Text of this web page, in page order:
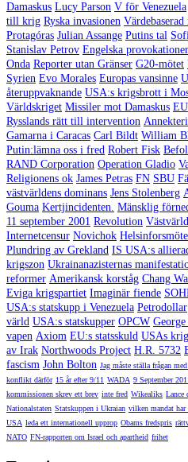
Damaskus Lucy Parson V för Venezuela
till krig Ryska invasionen Värdebaserad
Protagóras Julian Assange Putins tal
Stanislav Petrov Engelska provokationer
Onda Reporter utan Gränser G20-mötet
Syrien Evo Morales Europas vansinne
återuppvaknande USA:s krigsbrott i
Världskriget Missiler mot Damaskus
Rysslands rätt till intervention
Gamarna i Caracas Carl Bildt William
Putin:lämna oss i fred Robert Fisk
RAND Corporation Operation Gladio
Religionens ok James Petras FN SBU
västvärldens dominans Jens Stolenberg
Gouma Kertjincidenten. Mänsklig
11 september 2001 Revolution
Internetcensur Novichok
Plundring av Grekland IS USA:s
krigszon Ukrainanazisternas
reformer Amerikansk korståg Chang
Eviga krigspartiet Imaginär fiende
USA:s statskupp i Venezuela Petrodollar
värld USA:s statskupper OPCW
vapen Axiom EU:s statsskuld USAs
av Irak Northwoods Project H.R. 5732
fascism John Bolton Jag måste ställa frågan
konflikt därför 15 år efter 9/11 WADA 9 September
kommissionen skrev ett brev inte fred Wikealiks Lance
Nationalstaten Statskuppen i Ukraian vilken mandat har
USA leda ett internationell upprop Obams fredspris
NATO FN-rapporten om Israel och apartheid frihet